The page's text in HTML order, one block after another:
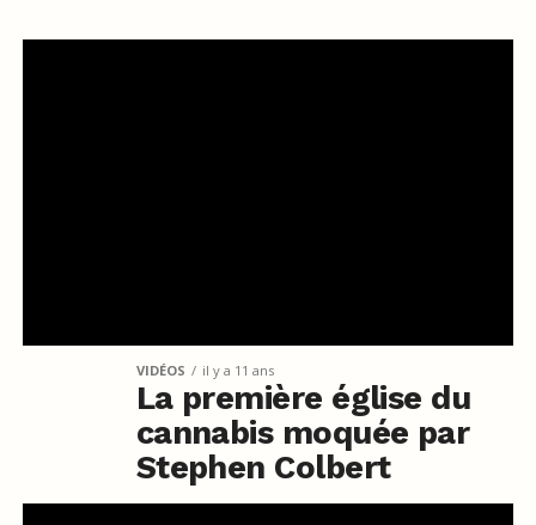
VIDÉOS il y a 11 ans
La première église du
cannabis moquée par
Stephen Colbert